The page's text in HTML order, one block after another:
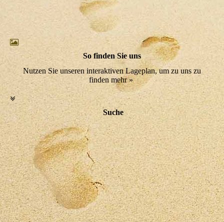
So finden Sie uns
Nutzen Sie unseren interaktiven Lageplan, um zu uns zu
finden mehr »
Suche